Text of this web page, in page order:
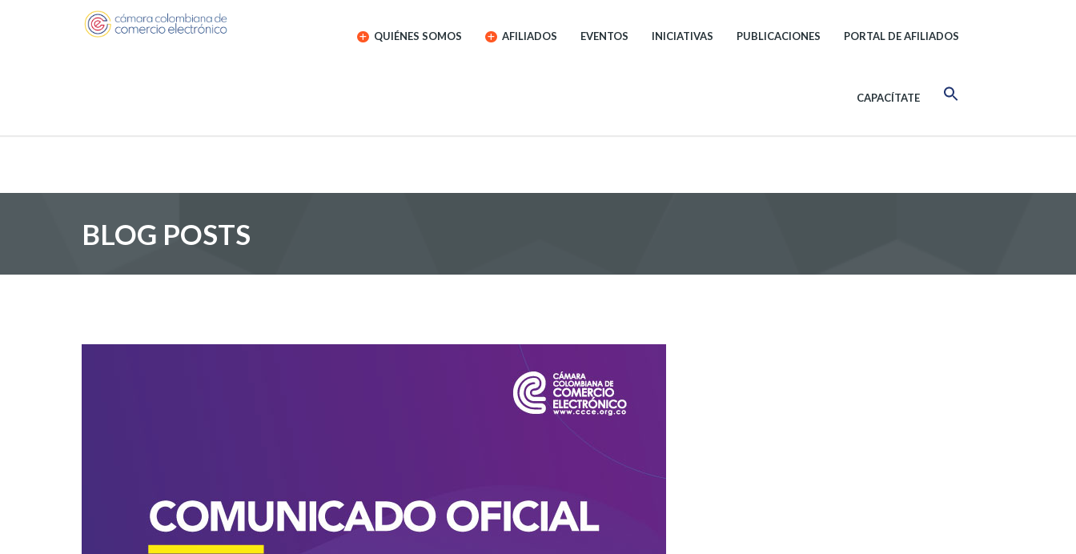
QUIÉNES SOMOS AFILIADOS EVENTOS INICIATIVAS PUBLICACIONES PORTAL DE AFILIADOS
CAPACÍTATE
BLOG POSTS